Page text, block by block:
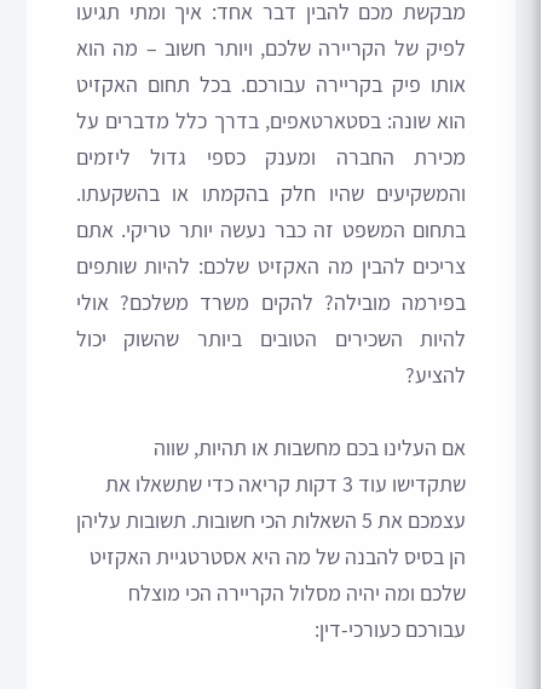
מבקשת מכם להבין דבר אחד: איך ומתי תגיעו
לפיק של הקריירה שלכם, ויותר חשוב – מה הוא
אותו פיק בקריירה עבורכם. בכל תחום האקזיט
הוא שונה: בסטארטאפים, בדרך כלל מדברים על
מכירת החברה ומענק כספי גדול ליזמים
והמשקיעים שהיו חלק בהקמתו או בהשקעתו.
בתחום המשפט זה כבר נעשה יותר טריקי. אתם
צריכים להבין מה האקזיט שלכם: להיות שותפים
בפירמה מובילה? להקים משרד משלכם? אולי
להיות השכירים הטובים ביותר שהשוק יכול
להציע?
אם העלינו בכם מחשבות או תהיות, שווה
שתקדישו עוד 3 דקות קריאה כדי שתשאלו את
עצמכם את 5 השאלות הכי חשובות. תשובות עליהן
הן בסיס להבנה של מה היא אסטרטגיית האקזיט
שלכם ומה יהיה מסלול הקריירה הכי מוצלח
עבורכם כעורכי-דין: